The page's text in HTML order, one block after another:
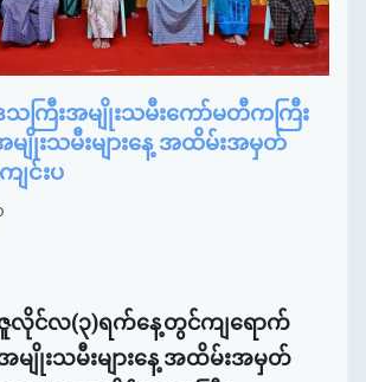
သကြီးအမျိုးသမီးကော်မတီကကြီး
အမျိုးသမီးများနေ့ အထိမ်းအမှတ်
ျင်းပ
ဇူလိုင်လ(၃)ရက်နေ့တွင်ကျရောက်
မျိုးသမီးများနေ့ အထိမ်းအမှတ်